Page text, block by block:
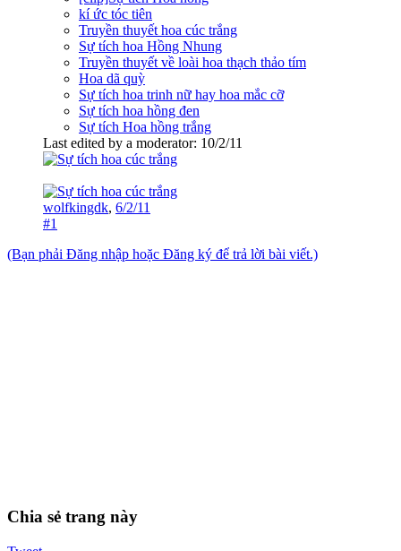
kí ức tóc tiên
Truyền thuyết hoa cúc trắng
Sự tích hoa Hồng Nhung
Truyền thuyết về loài hoa thạch thảo tím
Hoa dã quỳ
Sự tích hoa trinh nữ hay hoa mắc cỡ
Sự tích hoa hồng đen
Sự tích Hoa hồng trắng
Last edited by a moderator: 10/2/11
wolfkingdk, 6/2/11
#1
(Bạn phải Đăng nhập hoặc Đăng ký để trả lời bài viết.)
Chia sẻ trang này